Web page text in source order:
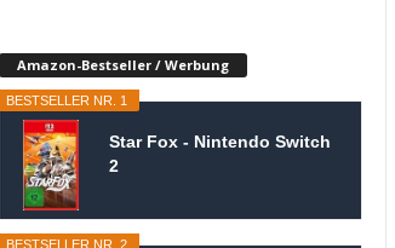
Amazon-Bestseller / Werbung
BESTSELLER NR. 1
Star Fox - Nintendo Switch
2
BESTSELLER NR. 2